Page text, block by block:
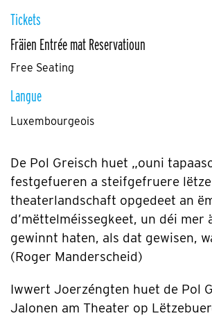
Tickets
Fräien Entrée mat Reservatioun
Free Seating
Langue
Luxembourgeois
De Pol Greisch huet „ouni
festgefueren a steifgefruere
theaterlandschaft opgedeet an
d’mëttelméissegkeet, un déi mer
gewinnt haten, als dat gewisen,
(Roger Manderscheid)
Iwwert Joerzéngten huet de Pol
Jalonen am Theater op